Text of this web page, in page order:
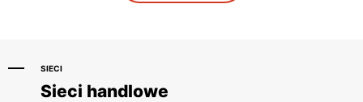
SIECI
Sieci handlowe